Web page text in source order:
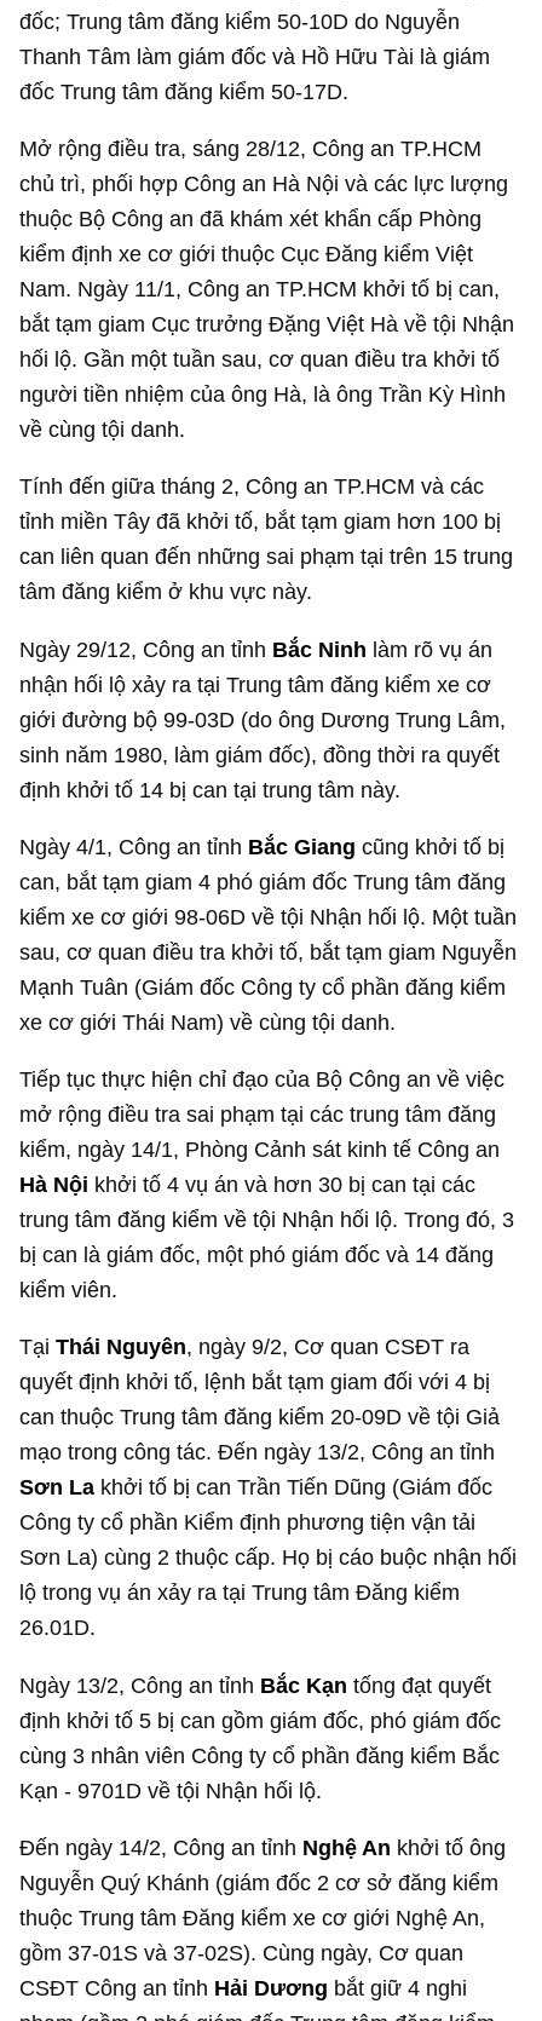
đốc; Trung tâm đăng kiểm 50-10D do Nguyễn
Thanh Tâm làm giám đốc và Hồ Hữu Tài là giám
đốc Trung tâm đăng kiểm 50-17D.
Mở rộng điều tra, sáng 28/12, Công an TP.HCM
chủ trì, phối hợp Công an Hà Nội và các lực lượng
thuộc Bộ Công an đã khám xét khẩn cấp Phòng
kiểm định xe cơ giới thuộc Cục Đăng kiểm Việt
Nam. Ngày 11/1, Công an TP.HCM khởi tố bị can,
bắt tạm giam Cục trưởng Đặng Việt Hà về tội Nhận
hối lộ. Gần một tuần sau, cơ quan điều tra khởi tố
người tiền nhiệm của ông Hà, là ông Trần Kỳ Hình
về cùng tội danh.
Tính đến giữa tháng 2, Công an TP.HCM và các
tỉnh miền Tây đã khởi tố, bắt tạm giam hơn 100 bị
can liên quan đến những sai phạm tại trên 15 trung
tâm đăng kiểm ở khu vực này.
Ngày 29/12, Công an tỉnh Bắc Ninh làm rõ vụ án
nhận hối lộ xảy ra tại Trung tâm đăng kiểm xe cơ
giới đường bộ 99-03D (do ông Dương Trung Lâm,
sinh năm 1980, làm giám đốc), đồng thời ra quyết
định khởi tố 14 bị can tại trung tâm này.
Ngày 4/1, Công an tỉnh Bắc Giang cũng khởi tố bị
can, bắt tạm giam 4 phó giám đốc Trung tâm đăng
kiểm xe cơ giới 98-06D về tội Nhận hối lộ. Một tuần
sau, cơ quan điều tra khởi tố, bắt tạm giam Nguyễn
Mạnh Tuân (Giám đốc Công ty cổ phần đăng kiểm
xe cơ giới Thái Nam) về cùng tội danh.
Tiếp tục thực hiện chỉ đạo của Bộ Công an về việc
mở rộng điều tra sai phạm tại các trung tâm đăng
kiểm, ngày 14/1, Phòng Cảnh sát kinh tế Công an
Hà Nội khởi tố 4 vụ án và hơn 30 bị can tại các
trung tâm đăng kiểm về tội Nhận hối lộ. Trong đó, 3
bị can là giám đốc, một phó giám đốc và 14 đăng
kiểm viên.
TạiThái Nguyên, ngày 9/2, Cơ quan CSĐT ra
quyết định khởi tố, lệnh bắt tạm giam đối với 4 bị
can thuộc Trung tâm đăng kiểm 20-09D về tội Giả
mạo trong công tác. Đến ngày 13/2, Công an tỉnh
Sơn La khởi tố bị can Trần Tiến Dũng (Giám đốc
Công ty cổ phần Kiểm định phương tiện vận tải
Sơn La) cùng 2 thuộc cấp. Họ bị cáo buộc nhận hối
lộ trong vụ án xảy ra tại Trung tâm Đăng kiểm
26.01D.
Ngày 13/2, Công an tỉnh Bắc Kạn tống đạt quyết
định khởi tố 5 bị can gồm giám đốc, phó giám đốc
cùng 3 nhân viên Công ty cổ phần đăng kiểm Bắc
Kạn - 9701D về tội Nhận hối lộ.
Đến ngày 14/2, Công an tỉnh Nghệ An khởi tố ông
Nguyễn Quý Khánh (giám đốc 2 cơ sở đăng kiểm
thuộc Trung tâm Đăng kiểm xe cơ giới Nghệ An,
gồm 37-01S và 37-02S). Cùng ngày, Cơ quan
CSĐT Công an tỉnh Hải Dương bắt giữ 4 nghi